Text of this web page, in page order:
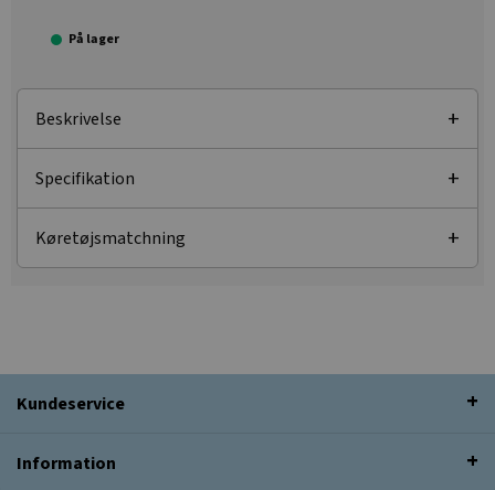
På lager
Beskrivelse
Specifikation
Køretøjsmatchning
Kundeservice
Information